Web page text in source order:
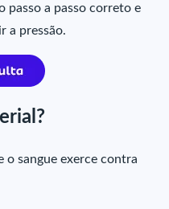
passo a passo correto e
a pressão.
o sangue exerce contra